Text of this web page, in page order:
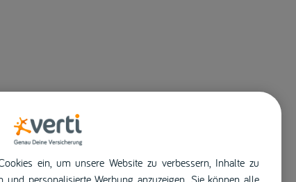
ein, um unsere Website zu verbessern, Inhalte zu
und personalisierte Werbung anzuzeigen. Sie können alle